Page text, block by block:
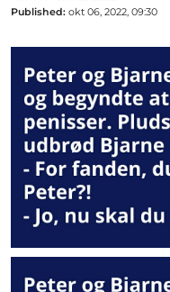
Published: okt 06, 2022, 09:30